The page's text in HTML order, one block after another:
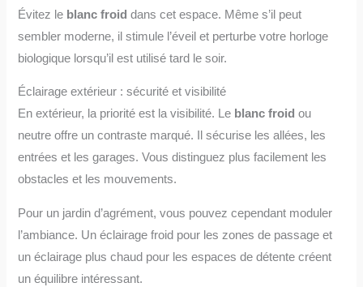
Évitez le blanc froid dans cet espace. Même s’il peut
sembler moderne, il stimule l’éveil et perturbe votre horloge
biologique lorsqu’il est utilisé tard le soir.
Éclairage extérieur : sécurité et visibilité
En extérieur, la priorité est la visibilité. Le blanc froid ou
neutre offre un contraste marqué. Il sécurise les allées, les
entrées et les garages. Vous distinguez plus facilement les
obstacles et les mouvements.
Pour un jardin d’agrément, vous pouvez cependant moduler
l’ambiance. Un éclairage froid pour les zones de passage et
un éclairage plus chaud pour les espaces de détente créent
un équilibre intéressant.